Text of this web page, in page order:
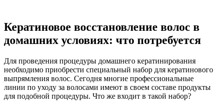
Кератиновое восстановление волос в
домашних условиях: что потребуется
Для проведения процедуры домашнего кератинирования
необходимо приобрести специальный набор для кератинового
выпрямления волос. Сегодня многие профессиональные
линии по уходу за волосами имеют в своем составе продукты
для подобной процедуры. Что же входит в такой набор?